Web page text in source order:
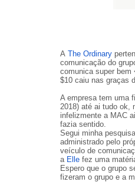
A The Ordinary
comunicação do
comunica super bem
$10 caiu nas graças
A empresa tem uma
2018) até ai tudo ok,
infelizmente a MAC
fazia sentido.
Segui minha
administrado pelo
veículo de
a Elle fez uma
Espero que o grupo
fizeram o grupo e a